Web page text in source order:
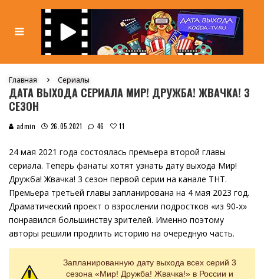
Главная Сериалы
ДАТА ВЫХОДА СЕРИАЛА МИР! ДРУЖБА! ЖВАЧКА! 3
СЕЗОН
admin 26.05.2021 46 11
24 мая 2021 года состоялась премьера второй главы
сериала. Теперь фанаты хотят узнать дату выхода Мир!
Дружба! Жвачка! 3 сезон первой серии на канале ТНТ.
Премьера третьей главы запланирована на 4 мая 2023 год.
Драматический проект о взрослении подростков «из 90-х»
понравился большинству зрителей. Именно поэтому
авторы решили продлить историю на очередную часть.
Запланированную дату выхода всех серий 3
сезона «Мир! Дружба! Жвачка!» в России и